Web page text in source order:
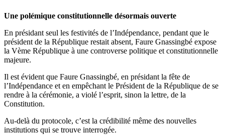
Une polémique constitutionnelle désormais ouverte
En présidant seul les festivités de l’Indépendance, pendant que le
président de la République restait absent, Faure Gnassingbé expose
la Vème République à une controverse politique et constitutionnelle
majeure.
Il est évident que Faure Gnassingbé, en présidant la fête de
l’Indépendance et en empêchant le Président de la République de se
rendre à la cérémonie, a violé l’esprit, sinon la lettre, de la
Constitution.
Au-delà du protocole, c’est la crédibilité même des nouvelles
institutions qui se trouve interrogée.